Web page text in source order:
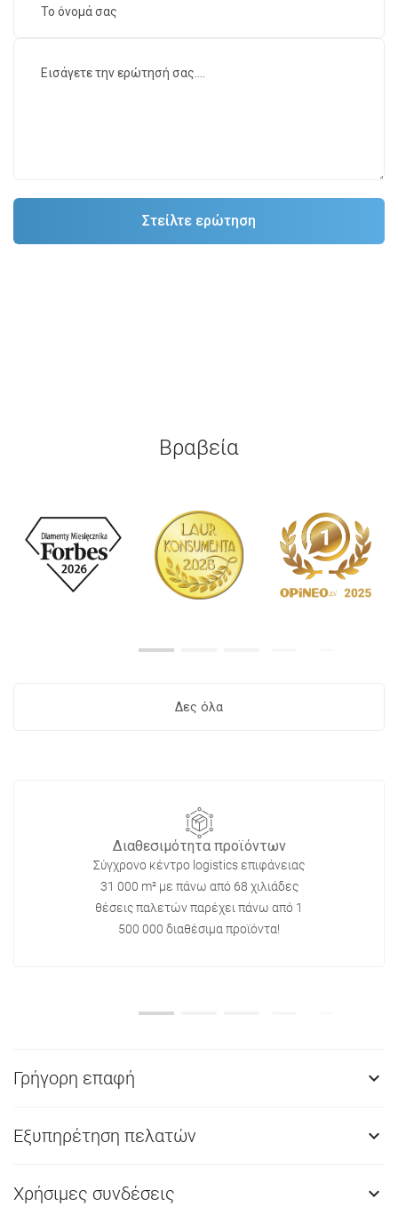
Βραβεία
Δες όλα
Διαθεσιμότητα προϊόντων
Σύγχρονο κέντρο logistics επιφάνειας
31 000 m² με πάνω από 68 χιλιάδες
θέσεις παλετών παρέχει πάνω από 1
500 000 διαθέσιμα προϊόντα!
Γρήγορη επαφή 
Εξυπηρέτηση πελατών 
Χρήσιμες συνδέσεις 